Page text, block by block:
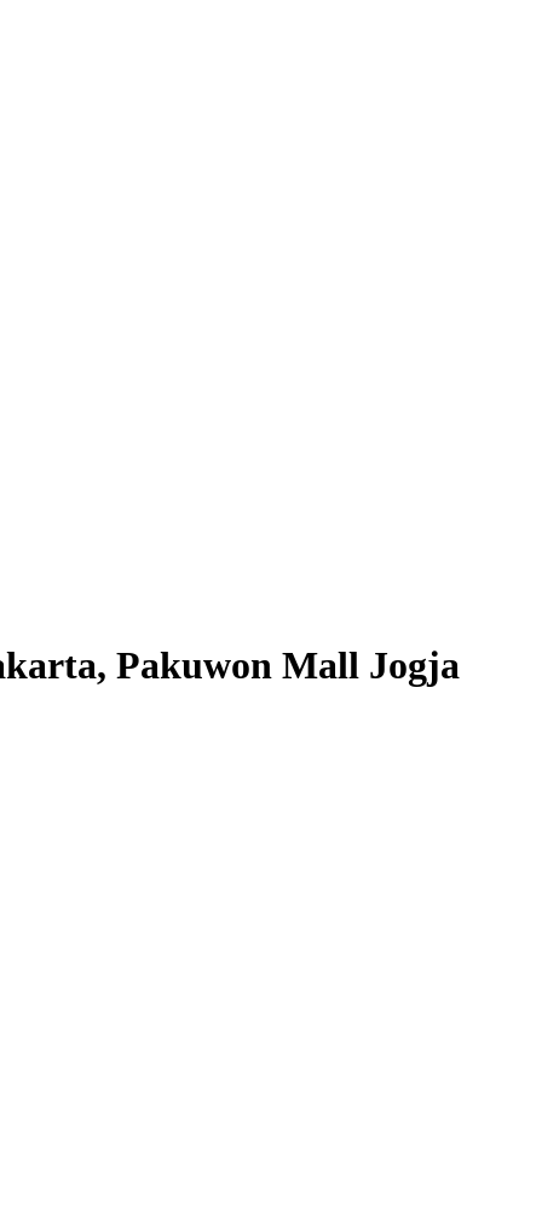
Pakuwon Mall Jogja